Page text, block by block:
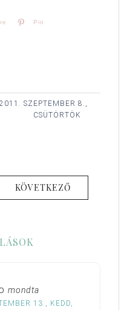
Pin
2011. SZEPTEMBER 8.,
CSÜTÖRTÖK
KÖVETKEZŐ
mondta
13., KEDD,